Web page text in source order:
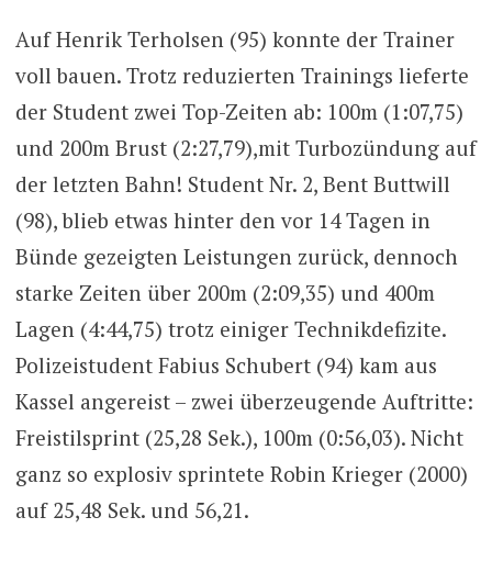
Auf Henrik Terholsen (95) konnte der Trainer
voll bauen. Trotz reduzierten Trainings lieferte
der Student zwei Top-Zeiten ab: 100m (1:07,75)
und 200m Brust (2:27,79),mit Turbozündung auf
der letzten Bahn! Student Nr. 2, Bent Buttwill
(98), blieb etwas hinter den vor 14 Tagen in
Bünde gezeigten Leistungen zurück, dennoch
starke Zeiten über 200m (2:09,35) und 400m
Lagen (4:44,75) trotz einiger Technikdefizite.
Polizeistudent Fabius Schubert (94) kam aus
Kassel angereist – zwei überzeugende Auftritte:
Freistilsprint (25,28 Sek.), 100m (0:56,03). Nicht
ganz so explosiv sprintete Robin Krieger (2000)
auf 25,48 Sek. und 56,21.